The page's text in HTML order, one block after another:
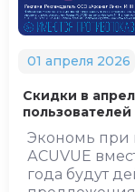
01 апреля 2026
Скидки в
Экономь при
АCUVUE
года будут